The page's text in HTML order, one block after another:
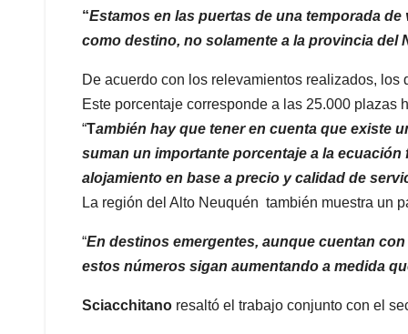
“Estamos en las puertas de una temporada
como destino, no solamente a la provincia
De acuerdo con los relevamientos realizados,
Este porcentaje corresponde a las 25.000 plazas
“También hay que tener en cuenta que existe
suman un importante porcentaje a la
alojamiento en base a precio y calidad de
La región del Alto Neuquén también muestra un
“En destinos emergentes, aunque cuentan
estos números sigan aumentando a medida
Sciacchitano resaltó el trabajo conjunto con el